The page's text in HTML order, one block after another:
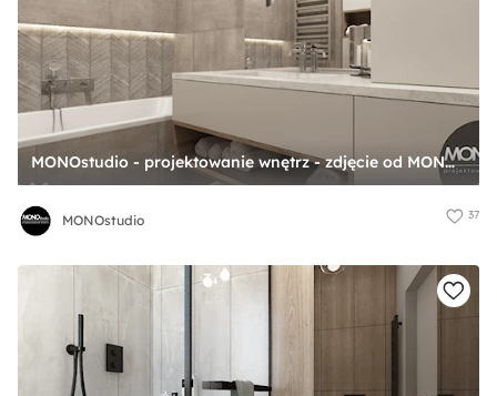
MONOstudio - projektowanie wnętrz - zdjęcie od MONOstudio
MONOstudio 37